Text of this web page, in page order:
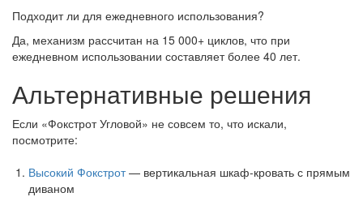
Подходит ли для ежедневного использования?
Да, механизм рассчитан на 15 000+ циклов, что при
ежедневном использовании составляет более 40 лет.
Альтернативные решения
Если «Фокстрот Угловой» не совсем то, что искали,
посмотрите:
Высокий Фокстрот— вертикальная шкаф-кровать с прямым
диваном